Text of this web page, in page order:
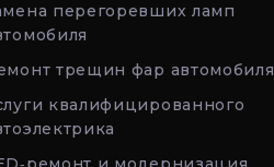
перегоревших ламп
трещин фар автомобиля
квалифицированного